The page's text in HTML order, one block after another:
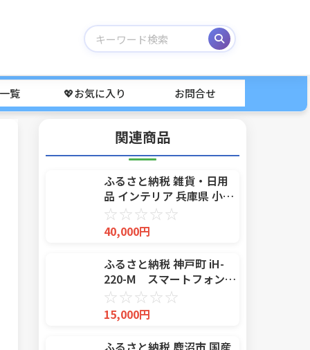
覧 💖お気に入り お問合せ
関連商品
ふるさと納税 雑貨・日用
品 インテリア 兵庫県 小野
市 ネイビー／ブラウン 曲
木デスクチェアSmil(スミ
ール) 1脚 イス 椅子 オフィ
スチェア 家具 インテリア
☆☆☆☆☆
40,000円
ふるさと納税 神戸町 iH-
220-M スマートフォンホ
ルダー
☆☆☆☆☆
15,000円
ふるさと納税 鹿沼市 国産